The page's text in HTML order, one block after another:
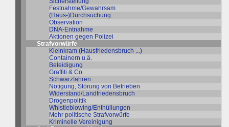
Festnahme/Gewahrsam
(Haus-)Durchsuchung
Observation
DNA-Entnahme
Aktionen gegen Polizei
Strafvorwürfe
Kleinkram (Hausfriedensbruch ...)
Containern u.ä.
Beleidigung
Graffiti & Co.
Schwarzfahren
Nötigung, Störung von Betrieben
Widerstand/Landfriedensbruch
Drogenpolitik
Whistleblowing/Enthüllungen
Mehr politische Strafvorwürfe
Kriminelle Vereinigung